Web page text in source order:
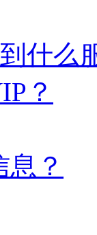
什么
？
？